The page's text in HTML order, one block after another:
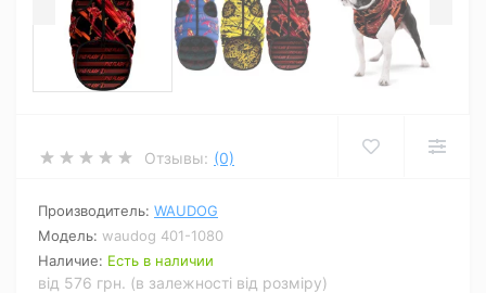
Отзывы: (0)
Производитель: WAUDOG
Модель: waudog 401-1080
Наличие: Есть в наличии
від 576 грн. (в залежності від розміру)